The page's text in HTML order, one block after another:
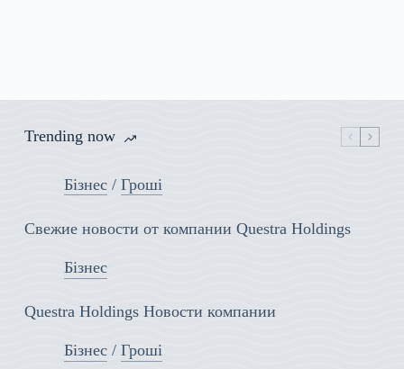
Trending now
Бізнес/ Гроші
Свежие новости от компании Questra Holdings
Бізнес
Questra Holdings Новости компании
Бізнес/ Гроші